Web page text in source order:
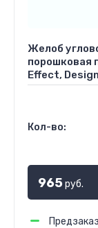
Желоб
порошковая
Effect,
Кол-во:
965руб.
Предзаказ